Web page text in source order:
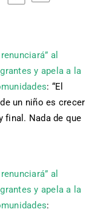
al
y apela a la
: “El
un niño es crecer
final. Nada de que
al
y apela a la
: